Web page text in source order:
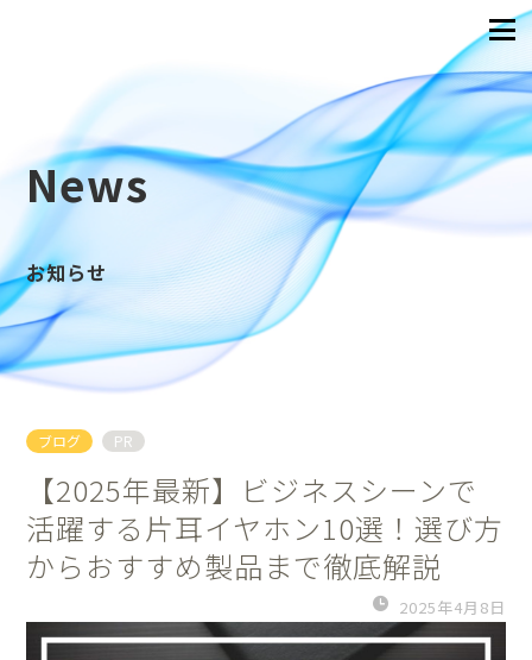
News
お知らせ
ブログ PR
【2025年最新】ビジネスシーンで
活躍する片耳イヤホン10選！選び方
からおすすめ製品まで徹底解説
2025年4月8日